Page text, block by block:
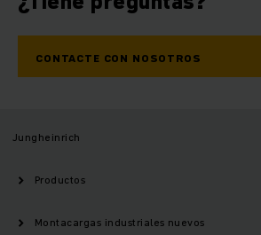
CONTACTE CON NOSOTROS
Jungheinrich
Productos
Montacargas industriales nuevos